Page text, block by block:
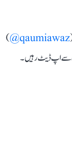
qaumiawaz@
)
سے اپ ڈیٹ رہیں۔